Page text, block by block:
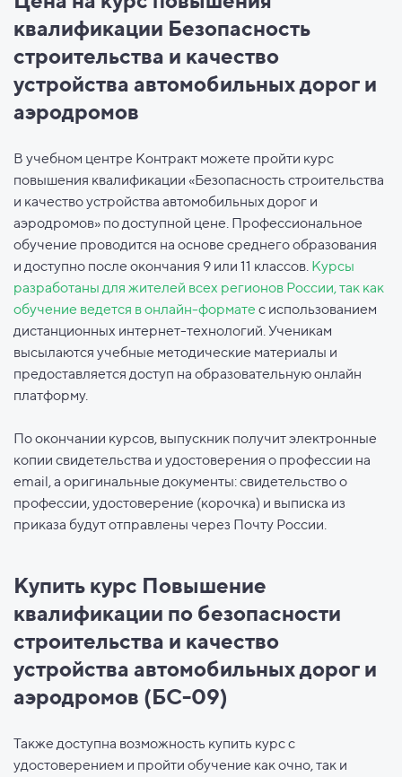
квалификации Безопасность
строительства и качество
устройства автомобильных дорог и
аэродромов
В учебном центре Контракт можете пройти курс
повышения квалификации «Безопасность строительства
и качество устройства автомобильных дорог и
аэродромов» по доступной цене. Профессиональное
обучение проводится на основе среднего образования
и доступно после окончания 9 или 11 классов. Курсы
разработаны для жителей всех регионов России, так как
обучение ведется в онлайн-формате с использованием
дистанционных интернет-технологий. Ученикам
высылаются учебные методические материалы и
предоставляется доступ на образовательную онлайн
платформу.
По окончании курсов, выпускник получит электронные
копии свидетельства и удостоверения о профессии на
email, а оригинальные документы: свидетельство о
профессии, удостоверение (корочка) и выписка из
приказа будут отправлены через Почту России.
Купить курс Повышение
квалификации по безопасности
строительства и качество
устройства автомобильных дорог и
аэродромов (БС-09)
Также доступна возможность купить курс с
удостоверением и пройти обучение как очно, так и